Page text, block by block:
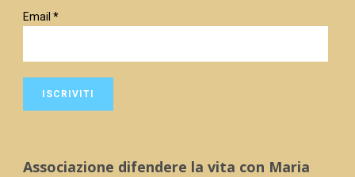
Email *
Associazione difendere la vita con Maria